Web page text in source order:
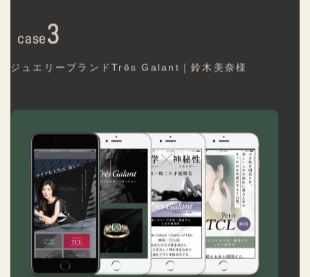
case 3
ジュエリーブランドTrēs Galant｜鈴木美奈様